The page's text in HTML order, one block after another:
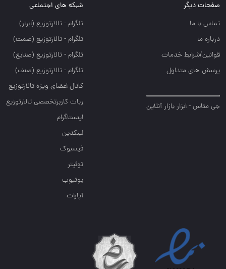
صفحات دیگر
تماس با ما
درباره ما
قوانین/شرایط خدمات
پرسش های متداول
جی متاس - ابزار بازار آنلاین
شبکه های اجتماعی
تلگرام - تالارتوزيع (ابزار)
تلگرام - تالارتوزيع (صمت)
تلگرام - تالارتوزيع (صنايع)
تلگرام - تالارتوزیع (صنف)
کانال اعضای ویژه تالارتوزیع
ربات کاربرتخصصی تالارتوزیع
اینستاگرام
لینکدین
فیسبوک
توئیتر
یوتیوب
آپارات